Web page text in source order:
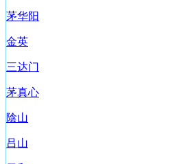
茅华阳
金英
三达门
茅真心
陰山
吕山